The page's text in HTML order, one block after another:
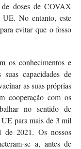
doses de COVAX
UE. No entanto, este
evitar que o fosso
os conhecimentos e
suas capacidades de
as suas próprias
cooperação com os
no sentido de
UE para mais de 3 mil
2021. Os nossos
se a, antes de